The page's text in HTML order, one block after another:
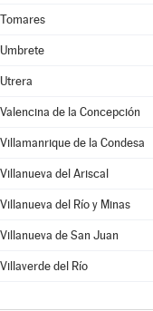
Tomares
Umbrete
Utrera
Valencina de la Concepción
Villamanrique de la Condesa
Villanueva del Ariscal
Villanueva del Río y Minas
Villanueva de San Juan
Villaverde del Río